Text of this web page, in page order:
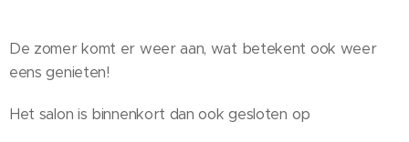
De zomer komt er weer aan, wat betekent ook weer
eens genieten!
Het salon is binnenkort dan ook gesloten op